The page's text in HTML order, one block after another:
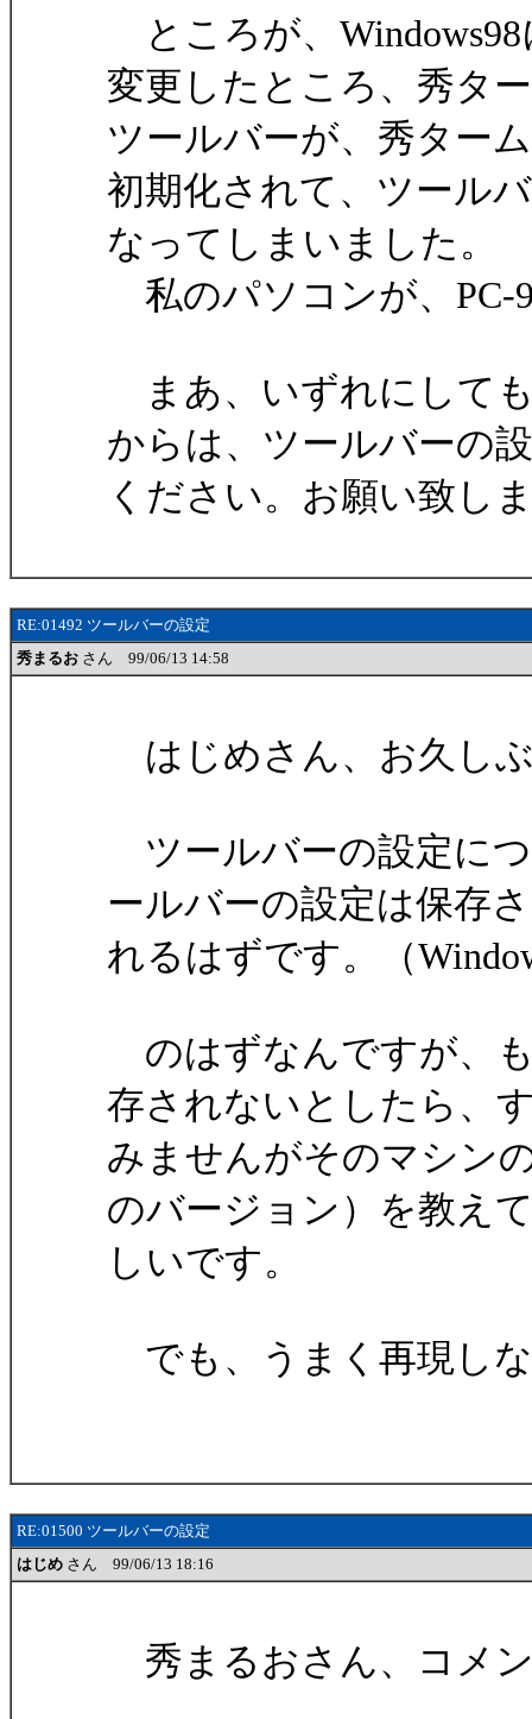
ところが、
変更したところ、秀タ
ツールバーが、秀ター
初期化されて、ツール
なってしまいました。
私のパソコンが、PC-
まあ、いずれにして
からは、ツールバーの
ください。お願い致し
RE:01492 ツールバーの設定
秀まるお さん 99/06/13 14:58
はじめさん、お久し
ツールバーの設定に
ールバーの設定は保存さ
れるはずです。（
のはずなんですが、
存されないとしたら、
みませんがそのマシン
のバージョン）を教え
しいです。
でも、うまく再現し
RE:01500 ツールバーの設定
はじめ さん 99/06/13 18:16
秀まるおさん、コメ